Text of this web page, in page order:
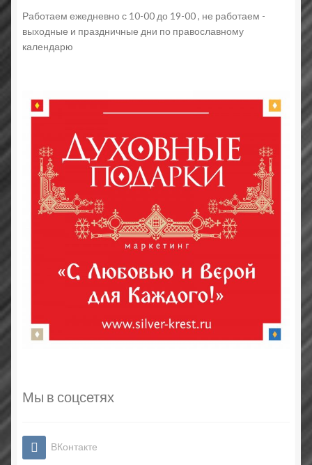
Работаем ежедневно с 10-00 до 19-00 , не работаем -
выходные и праздничные дни по православному
календарю
Мы в соцсетях
ВКонтакте